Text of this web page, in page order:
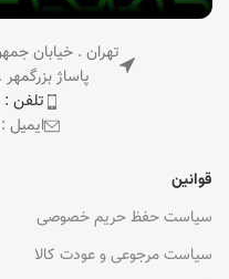
تهران . خیابان
پاساژ بزرگمهر
تلفن : 09194912164
ایمیل : info@rokari.ir
قوانین
سیاست حفظ حریم خصوصی
سیاست مرجوعی و عودت کالا